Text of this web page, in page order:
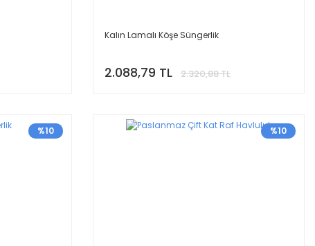
Kalın Lamalı Köşe Süngerlik
2.088,79 TL 2.320,88 TL
%10 %10